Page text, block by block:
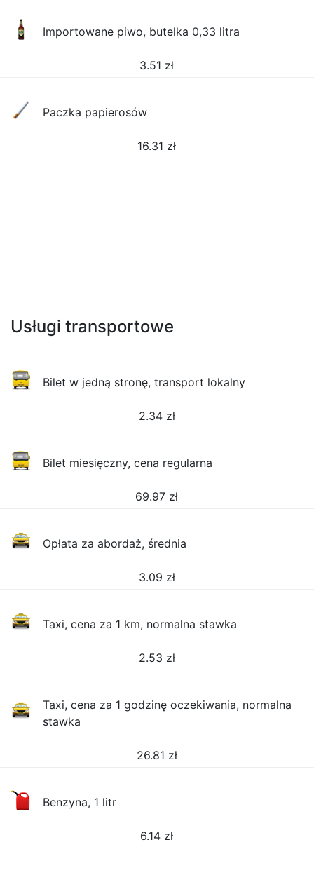
Importowane piwo, butelka 0,33 litra
3.51 zł
Paczka papierosów
16.31 zł
Usługi transportowe
Bilet w jedną stronę, transport lokalny
2.34 zł
Bilet miesięczny, cena regularna
69.97 zł
Opłata za abordaż, średnia
3.09 zł
Taxi, cena za 1 km, normalna stawka
2.53 zł
Taxi, cena za 1 godzinę oczekiwania, normalna
stawka
26.81 zł
Benzyna, 1 litr
6.14 zł